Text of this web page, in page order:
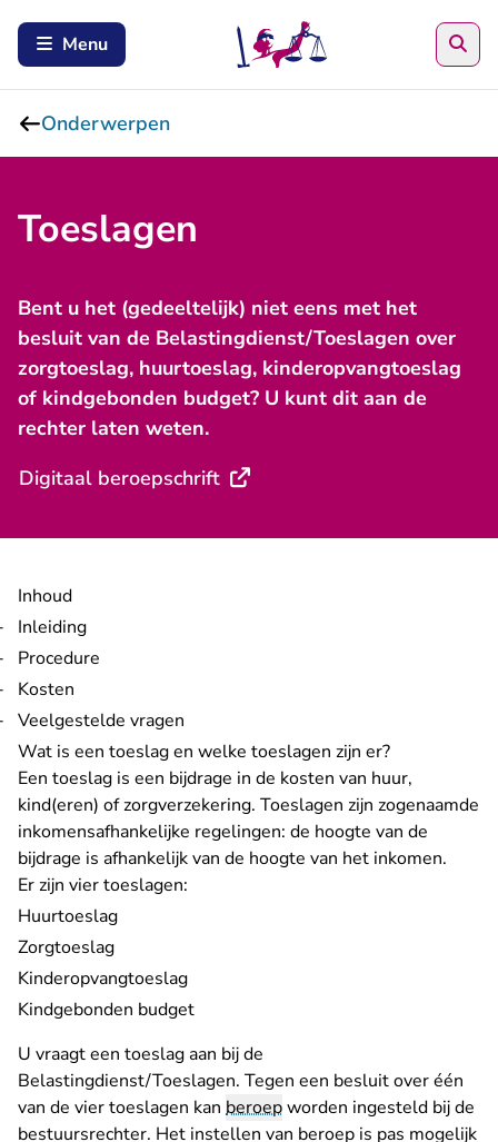
Menu
Onderwerpen
Toeslagen
Bent u het (gedeeltelijk) niet eens met het
besluit van de Belastingdienst/Toeslagen over
zorgtoeslag, huurtoeslag, kinderopvangtoeslag
of kindgebonden budget? U kunt dit aan de
rechter laten weten.
Digitaal beroepschrift- U verlaat Rechtspraak.nl
Inhoud
Inleiding
Procedure
Kosten
Veelgestelde vragen
Wat is een toeslag en welke toeslagen zijn er?
Een toeslag is een bijdrage in de kosten van huur,
kind(eren) of zorgverzekering. Toeslagen zijn zogenaamde
inkomensafhankelijke regelingen: de hoogte van de
bijdrage is afhankelijk van de hoogte van het inkomen.
Er zijn vier toeslagen:
Huurtoeslag
Zorgtoeslag
Kinderopvangtoeslag
Kindgebonden budget
U vraagt een toeslag aan bij de
Belastingdienst/Toeslagen. Tegen een besluit over één
van de vier toeslagen kan beroepworden ingesteld bij de
bestuursrechter. Het instellen van beroep is pas mogelijk